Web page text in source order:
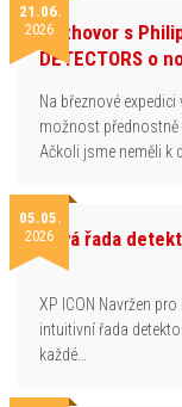
21.06.
2026Rozhovor s
DETECTORS o
Na březnové
možnost přednostně
Ačkoli jsme neměli k
05.05.
2026Nová řada
XP ICON Navržen
intuitivní řada
každé…